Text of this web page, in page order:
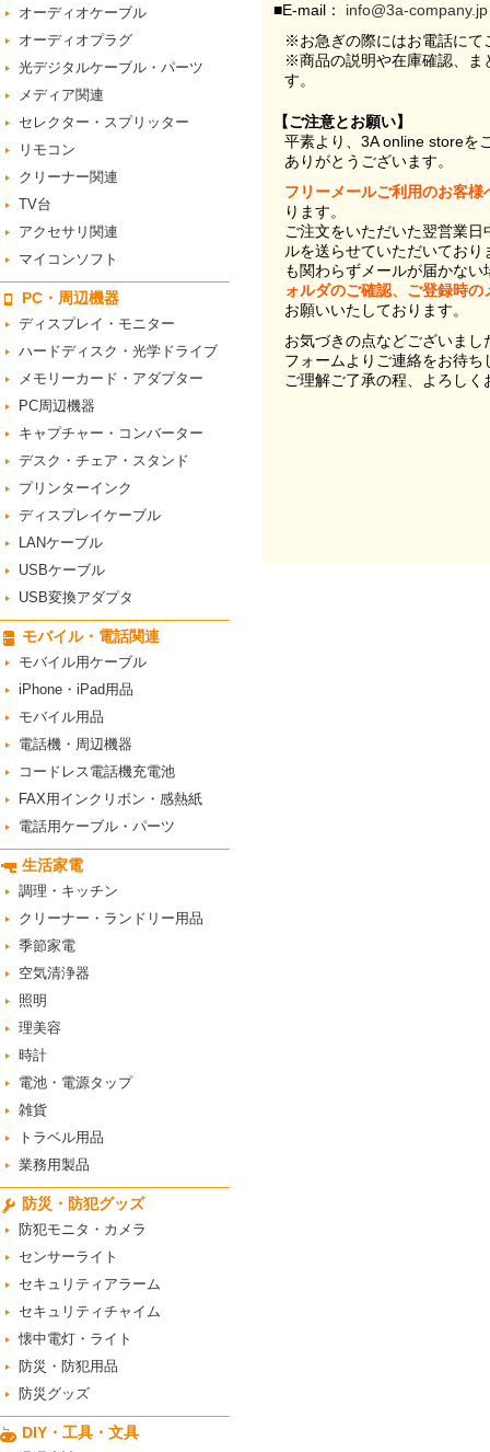
■E-mail：
info@3a-company.jp
※お急ぎの際にはお電話にて
※商品の説明や在庫確認、ま
す。
【ご注意とお願い】
平素より、3A online storeを
ありがとうございます。
フリーメールご利用のお客様
ります。
ご注文をいただいた翌営業
ルを送らせていただいてお
も関わらずメールが届かない
ォルダのご確認、ご登録時
お願いいたしております。
お気づきの点などございま
フォームよりご連絡をお待ち
ご理解ご了承の程、よろし
オーディオケーブル
オーディオプラグ
光デジタルケーブル・パーツ
メディア関連
セレクター・スプリッター
リモコン
クリーナー関連
TV台
アクセサリ関連
マイコンソフト
PC・周辺機器
ディスプレイ・モニター
ハードディスク・光学ドライブ
メモリーカード・アダプター
PC周辺機器
キャプチャー・コンバーター
デスク・チェア・スタンド
プリンターインク
ディスプレイケーブル
LANケーブル
USBケーブル
USB変換アダプタ
モバイル・電話関連
モバイル用ケーブル
iPhone・iPad用品
モバイル用品
電話機・周辺機器
コードレス電話機充電池
FAX用インクリボン・感熱紙
電話用ケーブル・パーツ
生活家電
調理・キッチン
クリーナー・ランドリー用品
季節家電
空気清浄器
照明
理美容
時計
電池・電源タップ
雑貨
トラベル用品
業務用製品
防災・防犯グッズ
防犯モニタ・カメラ
センサーライト
セキュリティアラーム
セキュリティチャイム
懐中電灯・ライト
防災・防犯用品
防災グッズ
DIY・工具・文具